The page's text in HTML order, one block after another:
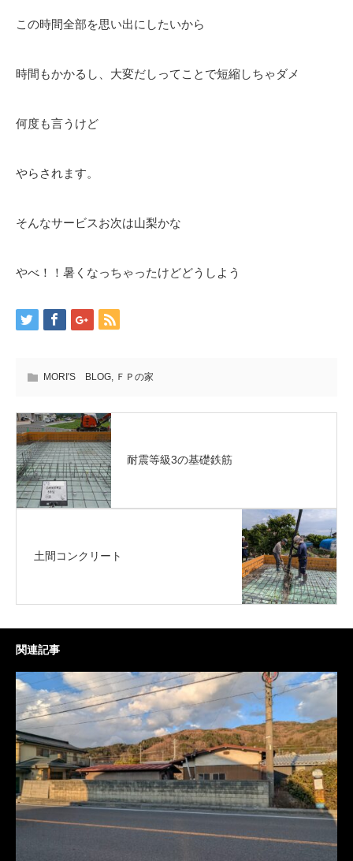
この時間全部を思い出にしたいから
時間もかかるし、大変だしってことで短縮しちゃダメ
何度も言うけど
やらされます。
そんなサービスお次は山梨かな
やべ！！暑くなっちゃったけどどうしよう
MORI'S BLOG, ＦＰの家
耐震等級3の基礎鉄筋
土間コンクリート
関連記事